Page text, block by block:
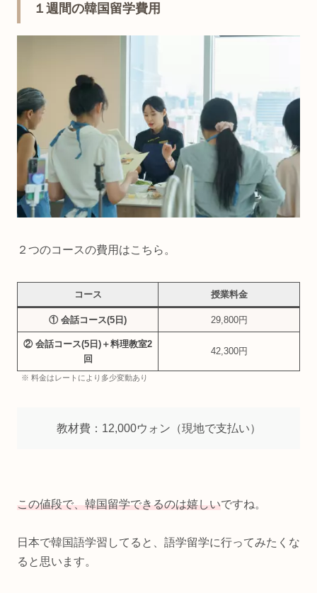
１週間の韓国留学費用
２つのコースの費用はこちら。
コース 授業料金
① 会話コース(5日) 29,800円
② 会話コース(5日)＋料理教室2
回
42,300円
※ 料金はレートにより多少変動あり
教材費：12,000ウォン（現地で支払い）
この値段で、韓国留学できるのは嬉しいですね。
日本で韓国語学習してると、語学留学に行ってみたくな
ると思います。